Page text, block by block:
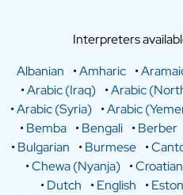
Interpreters
Albanian
•Amharic •
•Arabic (Iraq) •Arabic
•Arabic (Syria) •Arabic
•Bemba •Bengali •Berber
•Bulgarian •Burmese •
•Chewa (Nyanja) •Croatian
•Dutch •English •